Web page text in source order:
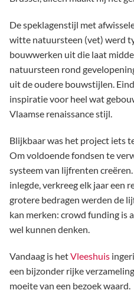
De speklagenstijl met
witte natuursteen (vet) werd
bouwwerken uit die laat
natuursteen rond
uit de oudere bouwstijlen.
inspiratie voor heel wat
Vlaamse renaissance stijl.
Blijkbaar was het project iets
Om voldoende fondsen te
systeem van lijfrenten
inlegde, verkreeg elk jaar een
grotere bedragen werden de
kan merken: crowd funding is
wel kunnen denken.
Vandaag is hetVleeshuis
een bijzonder rijke
moeite van een bezoek waard.